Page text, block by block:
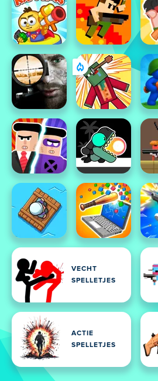
VECHT
SPELLETJES
ACTIE
SPELLETJES